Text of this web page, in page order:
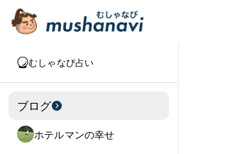
むしゃなび占い
ブログ
ホテルマンの幸せ